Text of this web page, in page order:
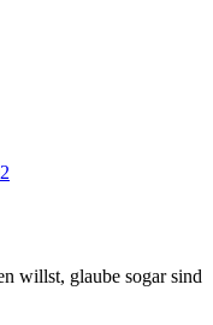
willst, glaube sogar sind